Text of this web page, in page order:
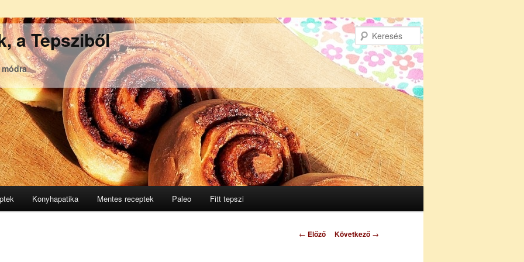
a Tepsziből Keresés
Konyhapatika Mentes receptek Paleo Fitt tepszi
Bejegyzés
← Előző Következő →